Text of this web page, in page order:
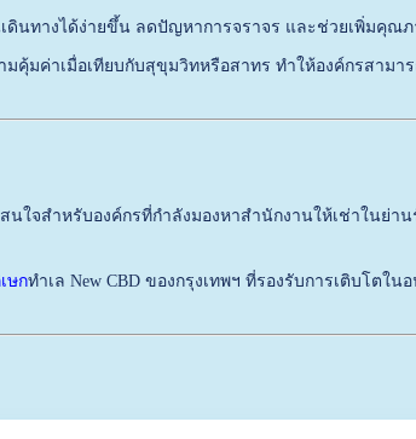
นทางได้ง่ายขึ้น ลดปัญหาการจราจร และช่วยเพิ่มคุณ
คุ้มค่าเมื่อเทียบกับสุขุมวิทหรือสาทร ทำให้องค์กรสาม
นใจสำหรับองค์กรที่กำลังมองหาสำนักงานให้เช่าในย่
ษกทำเล New CBD ของกรุงเทพฯ ที่รองรับการเติบโต